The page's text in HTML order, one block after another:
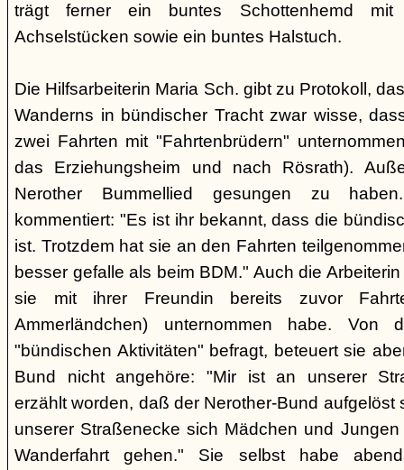
trägt ferner ein buntes Schottenhemd
Achselstücken sowie ein buntes Halstuch.
Die Hilfsarbeiterin Maria Sch. gibt zu Protokoll,
Wanderns in bündischer Tracht zwar wisse,
zwei Fahrten mit "Fahrtenbrüdern"
das Erziehungsheim und nach Rösrath).
Nerother Bummellied gesungen zu
kommentiert: "Es ist ihr bekannt, dass die
ist. Trotzdem hat sie an den Fahrten
besser gefalle als beim BDM." Auch die
sie mit ihrer Freundin bereits zuvor
Ammerländchen) unternommen habe. Von
"bündischen Aktivitäten" befragt, beteuert sie
Bund nicht angehöre: "Mir ist an unserer
erzählt worden, daß der Nerother-Bund
unserer Straßenecke sich Mädchen und
Wanderfahrt gehen." Sie selbst habe